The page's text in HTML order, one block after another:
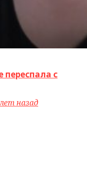
переспала с
назад